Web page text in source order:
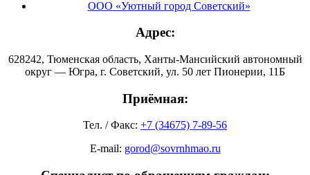
ООО «Уютный город Советский»
Адрес:
628242, Тюменская область, Ханты-Мансийский автономный
округ — Югра, г. Советский, ул. 50 лет Пионерии, 11Б
Приёмная:
Тел. / Факс: +7 (34675) 7-89-56
E-mail: gorod@sovrnhmao.ru